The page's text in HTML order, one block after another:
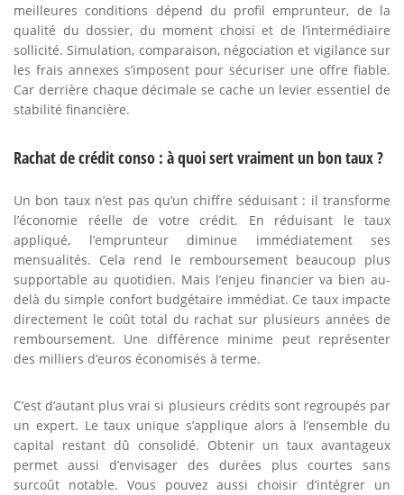
meilleures conditions dépend du profil emprunteur, de la
qualité du dossier, du moment choisi et de l’intermédiaire
sollicité. Simulation, comparaison, négociation et vigilance sur
les frais annexes s’imposent pour sécuriser une offre fiable.
Car derrière chaque décimale se cache un levier essentiel de
stabilité financière.
Rachat de crédit conso : à quoi sert vraiment un bon taux ?
Un bon taux n’est pas qu’un chiffre séduisant : il transforme
l’économie réelle de votre crédit. En réduisant le taux
appliqué, l’emprunteur diminue immédiatement ses
mensualités. Cela rend le remboursement beaucoup plus
supportable au quotidien. Mais l’enjeu financier va bien au-
delà du simple confort budgétaire immédiat. Ce taux impacte
directement le coût total du rachat sur plusieurs années de
remboursement. Une différence minime peut représenter
des milliers d’euros économisés à terme.
C’est d’autant plus vrai si plusieurs crédits sont regroupés par
un expert. Le taux unique s’applique alors à l’ensemble du
capital restant dû consolidé. Obtenir un taux avantageux
permet aussi d’envisager des durées plus courtes sans
surcoût notable. Vous pouvez aussi choisir d’intégrer un